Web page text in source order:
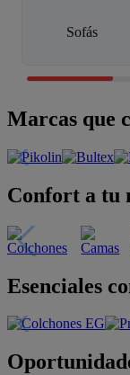
Sofás
Marcas que
Confort a tu
Esenciales